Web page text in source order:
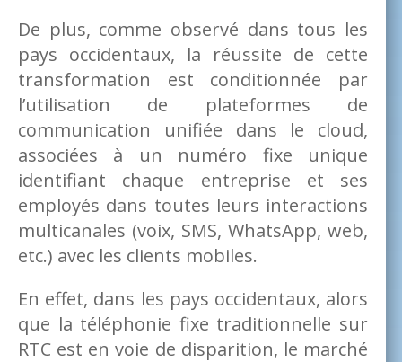
De plus, comme observé dans tous les
pays occidentaux, la réussite de cette
transformation est conditionnée par
l’utilisation de plateformes de
communication unifiée dans le cloud,
associées à un numéro fixe unique
identifiant chaque entreprise et ses
employés dans toutes leurs interactions
multicanales (voix, SMS, WhatsApp, web,
etc.) avec les clients mobiles.
En effet, dans les pays occidentaux, alors
que la téléphonie fixe traditionnelle sur
RTC est en voie de disparition, le marché